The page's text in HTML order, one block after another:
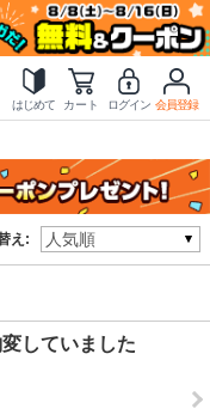
はじめて カート ログイン 会員登録
え:
していました